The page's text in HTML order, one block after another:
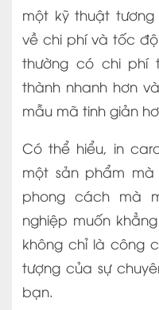
một kỹ thuật
về chi phí và tốc
thường có chi phí
thành nhanh hơn
mẫu mã tinh giản
Có thể hiểu, in
một sản phẩm
phong cách mà
nghiệp muốn
không chỉ là công
tượng của sự
bạn.